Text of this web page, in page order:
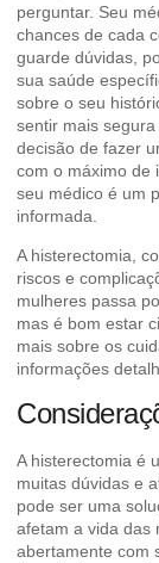
perguntar. Seu
chances de cada
guarde dúvidas,
sua saúde
sobre o seu
sentir mais
decisão de fazer
com o máximo de
seu médico é um
informada.
A histerectomia,
riscos e
mulheres passa
mas é bom estar
mais sobre os
informações
A histerectomia é
muitas dúvidas e
pode ser uma
afetam a vida das
abertamente com